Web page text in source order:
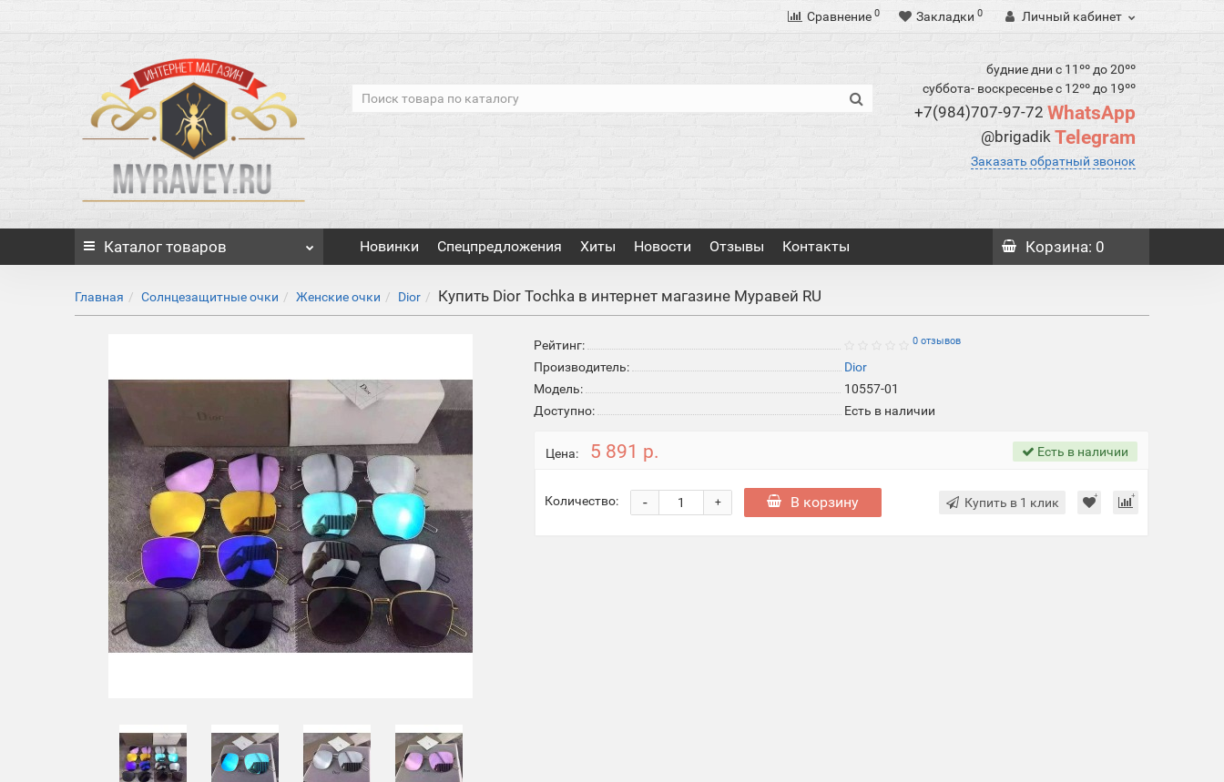
Сравнение 0 Закладки 0 Личный кабинет
будние дни с 11ºº до 20ºº
суббота- воскресенье с 12ºº до 19ºº
+7(984)707-97-72 WhatsApp
@brigadikTelegram
Заказать обратный звонок
Каталог товаров Новинки Спецпредложения Хиты Новости Отзывы Контакты Корзина: 0
Главная Солнцезащитные очки Женские очки Dior Купить Dior Tochka в интернет магазине Муравей RU
Рейтинг: 0 отзывов
Производитель:
Dior
Модель:
10557-01
Доступно:
Есть в наличии
Цена: 5 891 р. Есть в наличии
Количество: +
- В корзину Купить в 1 клик